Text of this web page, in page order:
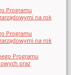
Programu
na rok
Programu
na rok
Programu
oraz